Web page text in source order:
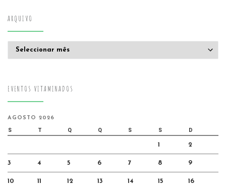
ARQUIVO
EVENTOS VITAMINADOS
AGOSTO 2026
S T Q Q S S D
1 2
3 4 5 6 7 8 9
10 11 12 13 14 15 16